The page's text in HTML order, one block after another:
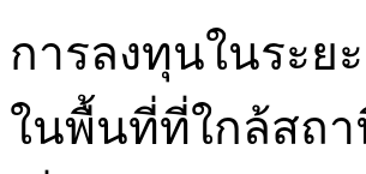
การลงทุนในระย
ในพื้นที่ที่ใกล้สถ